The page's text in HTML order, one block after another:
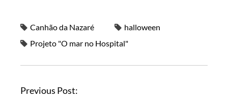
Canhão da Nazaré
halloween
Projeto "O mar no Hospital"
Previous Post: